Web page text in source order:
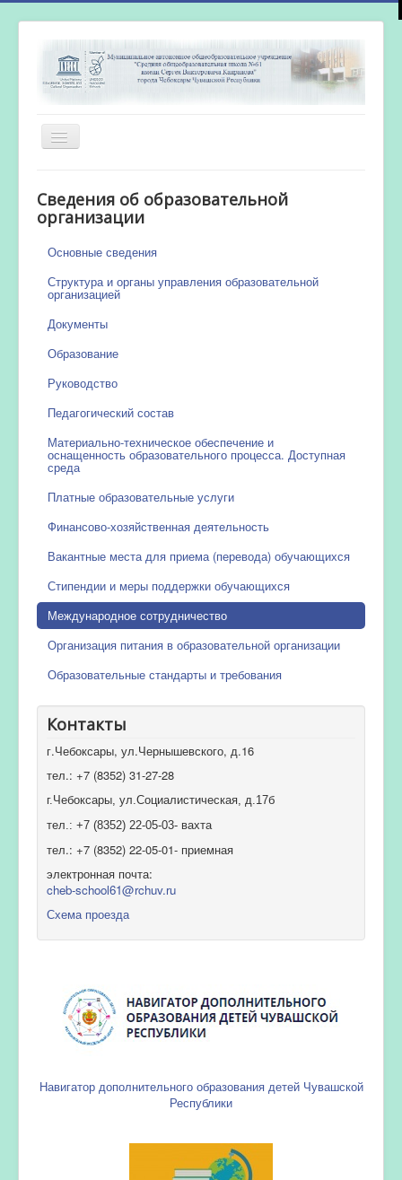
Включить/
выключить
Новости
Сведения об образовательной
организации
Основные сведения
Структура и органы управления образовательной
организацией
Документы
Образование
Руководство
Педагогический состав
Материально-техническое обеспечение и
оснащенность образовательного процесса. Доступная
среда
Платные образовательные услуги
Финансово-хозяйственная деятельность
Вакантные места для приема (перевода) обучающихся
Стипендии и меры поддержки обучающихся
Международное сотрудничество
Организация питания в образовательной организации
Образовательные стандарты и требования
Контакты
г.Чебоксары, ул.Чернышевского, д.16
тел.: +7 (8352) 31-27-28
г.Чебоксары, ул.Социалистическая, д.17б
тел.: +7 (8352) 22-05-03- вахта
тел.: +7 (8352) 22-05-01- приемная
электронная почта:
cheb-school61@rchuv.ru
Схема проезда
Навигатор дополнительного образования детей Чувашской
Республики